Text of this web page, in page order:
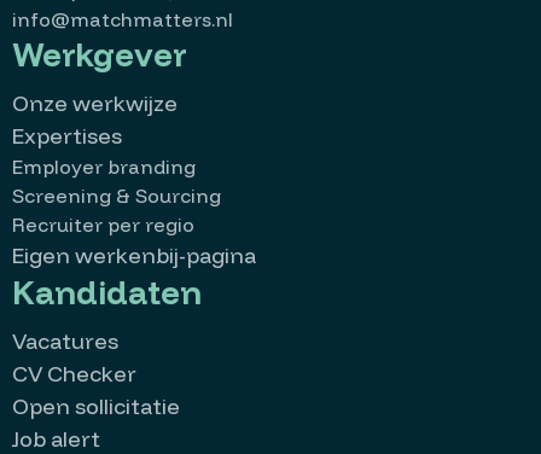
info@matchmatters.nl
Werkgever
Onze werkwijze
Expertises
Employer branding
Screening & Sourcing
Recruiter per regio
Eigen werkenbij-pagina
Kandidaten
Vacatures
CV Checker
Open sollicitatie
Job alert